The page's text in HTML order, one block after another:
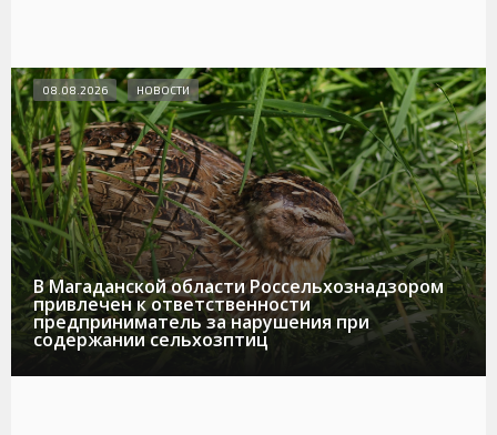
В Магаданской области Россельхознадзором
привлечен к ответственности
предприниматель за нарушения при
содержании сельхозптиц
08.08.2026 НОВОСТИ